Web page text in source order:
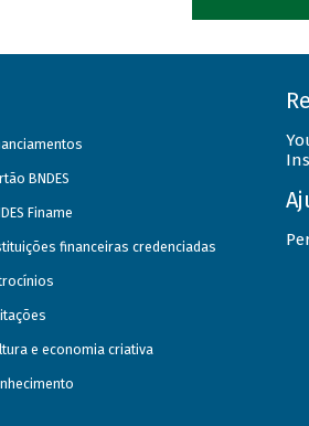
BNDES
Finame
financeiras credenciadas
e economia criativa